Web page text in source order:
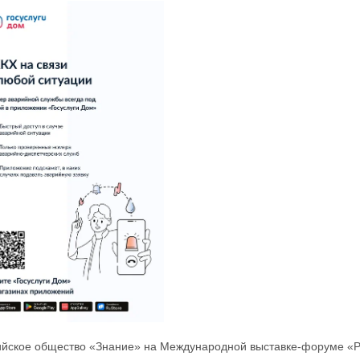
общество «Знание» на Международной выставке-форуме